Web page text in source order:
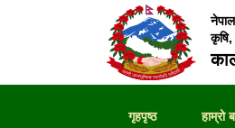
कृषि,
गृहपृष्ठ हाम्रो